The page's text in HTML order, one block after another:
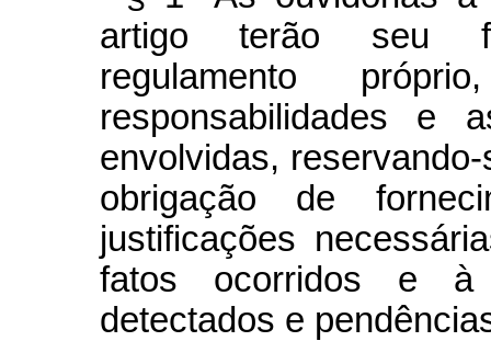
artigo terão seu
regulamento
responsabilidades e
envolvidas,
obrigação de
justificações
fatos ocorridos e à
detectados e